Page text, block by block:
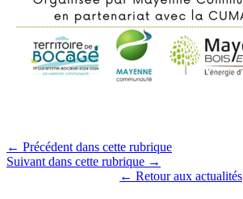
← Précédent dans cette rubrique
Suivant dans cette rubrique →
← Retour aux actualités